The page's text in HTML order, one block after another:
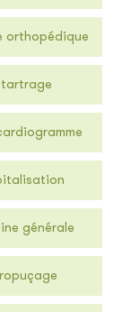
orthopédique
générale